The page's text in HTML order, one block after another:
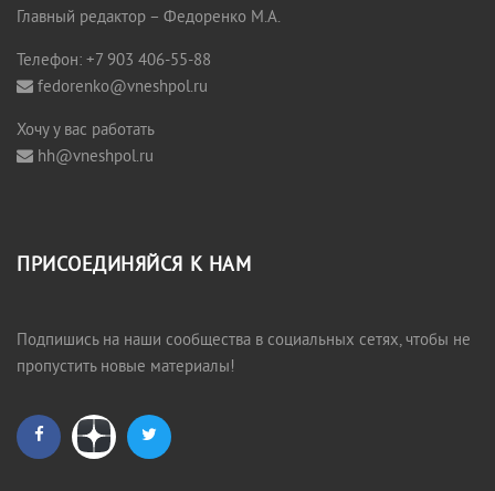
Главный редактор – Федоренко М.А.
Телефон: +7 903 406-55-88
fedorenko@vneshpol.ru
Хочу у вас работать
hh@vneshpol.ru
ПРИСОЕДИНЯЙСЯ К НАМ
Подпишись на наши сообщества в социальных сетях, чтобы не
пропустить новые материалы!